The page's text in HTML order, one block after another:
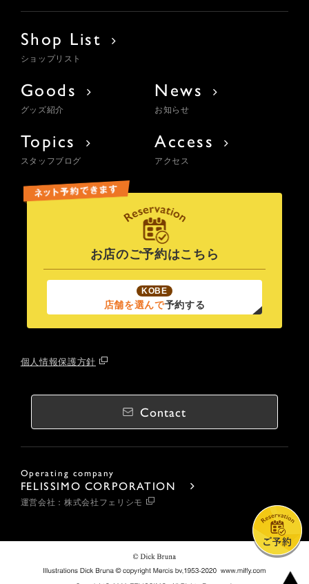
Shop List
ショップリスト
Goods
グッズ紹介
News
お知らせ
Topics
スタッフブログ
Access
アクセス
お店のご予約はこちら
KOBE
店舗を選んで予約する
個人情報保護方針
Contact
Operating company
FELISSIMO CORPORATION
運営会社：株式会社フェリシモ